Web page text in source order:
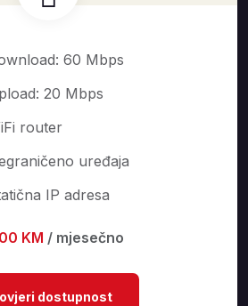
60 Mbps
20 Mbps
router
uređaja
IP adresa
KM / mjesečno
dostupnost